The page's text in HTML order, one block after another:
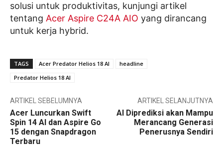
solusi untuk produktivitas, kunjungi artikel
tentang Acer Aspire C24A AIO yang dirancang
untuk kerja hybrid.
TAGS Acer Predator Helios 18 AI
headline
Predator Helios 18 AI
ARTIKEL SEBELUMNYA
Acer Luncurkan Swift
Spin 14 AI dan Aspire Go
15 dengan Snapdragon
Terbaru
ARTIKEL SELANJUTNYA
AI Diprediksi akan Mampu
Merancang Generasi
Penerusnya Sendiri